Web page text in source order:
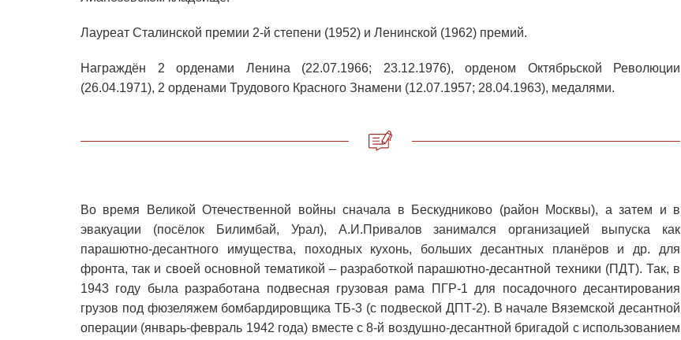
Лауреат Сталинской премии 2-й степени (1952) и Ленинской (1962) премий.
Награждён 2 орденами Ленина (22.07.1966; 23.12.1976), орденом Октябрьской Революции
(26.04.1971), 2 орденами Трудового Красного Знамени (12.07.1957; 28.04.1963), медалями.
Во время Великой Отечественной войны сначала в Бескудниково (район Москвы), а затем и в
эвакуации (посёлок Билимбай, Урал), А.И.Привалов занимался организацией выпуска как
парашютно-десантного имущества, походных кухонь, больших десантных планёров и др. для
фронта, так и своей основной тематикой – разработкой парашютно-десантной техники (ПДТ). Так, в
1943 году была разработана подвесная грузовая рама ПГР-1 для посадочного десантирования
грузов под фюзеляжем бомбардировщика ТБ-3 (с подвеской ДПТ-2). В начале Вяземской десантной
операции (январь-февраль 1942 года) вместе с 8-й воздушно-десантной бригадой с использованием